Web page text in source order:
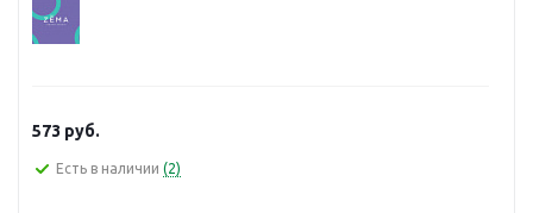
573 руб.
Есть в наличии (2)